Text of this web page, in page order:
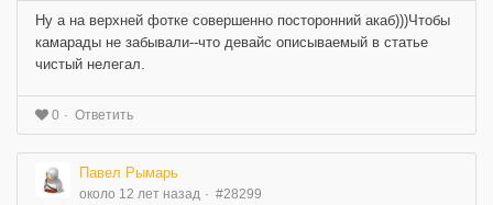
Ну а на верхней фотке совершенно посторонний акаб)))Чтобы
камарады не забывали--что девайс описываемый в статье
чистый нелегал.
0 Ответить
Павел Рымарь
около 12 лет назад #28299